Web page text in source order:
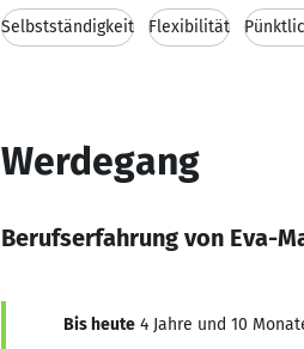
Selbstständigkeit Flexibilität
Werdegang
Berufserfahrung von Eva-
Bis heute 4 Jahre und 10